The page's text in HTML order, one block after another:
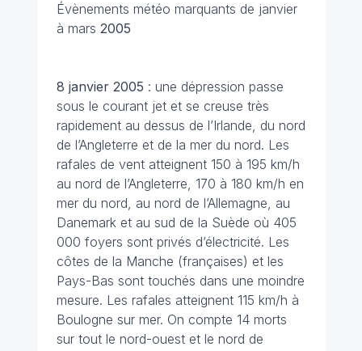
Évènements météo marquants de janvier
à mars 2005
8 janvier 2005 : une dépression passe
sous le courant jet et se creuse très
rapidement au dessus de l’Irlande, du nord
de l’Angleterre et de la mer du nord. Les
rafales de vent atteignent 150 à 195 km/h
au nord de l’Angleterre, 170 à 180 km/h en
mer du nord, au nord de l’Allemagne, au
Danemark et au sud de la Suède où 405
000 foyers sont privés d’électricité. Les
côtes de la Manche (françaises) et les
Pays-Bas sont touchés dans une moindre
mesure. Les rafales atteignent 115 km/h à
Boulogne sur mer. On compte 14 morts
sur tout le nord-ouest et le nord de